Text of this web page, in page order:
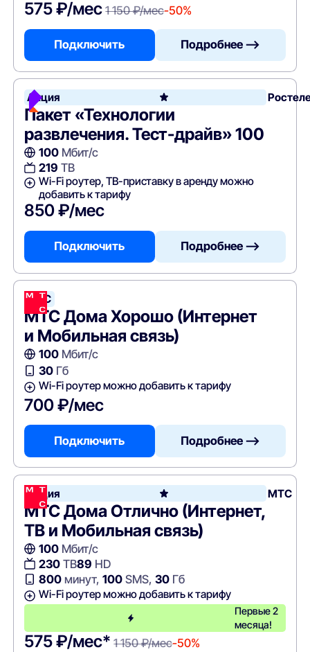
575 ₽/мес 1 150 ₽/мес-50%
Подключить Подробнее —>
Акция
Пакет «Технологии
развлечения. Тест-драйв» 100
100Мбит/с
219 ТВ
Wi-Fi роутер, ТВ-приставку в аренду можно
добавить к тарифу
850 ₽/мес
Подключить Подробнее —>
МТС
МТС Дома Хорошо (Интернет
и Мобильная связь)
100Мбит/с
30Гб
Wi-Fi роутер можно добавить к тарифу
700 ₽/мес
Подключить Подробнее —>
Акция МТС
МТС Дома Отлично (Интернет,
ТВ и Мобильная связь)
100Мбит/с
230ТВ89 HD
800минут, 100SMS, 30Гб
Wi-Fi роутер можно добавить к тарифу
Первые 2
месяца!
575 ₽/мес* 1 150 ₽/мес-50%